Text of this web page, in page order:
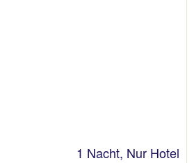
1 Nacht, Nur Hotel